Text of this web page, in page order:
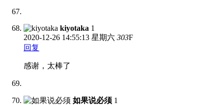
kiyotaka 1
2020-12-26 14:55:13 星期六 303F
回复
感谢，太棒了
如果说必须 1